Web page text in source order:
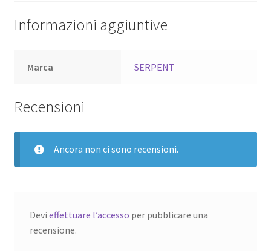
Informazioni aggiuntive
Marca SERPENT
Recensioni
Ancora non ci sono recensioni.
Devi effettuare l’accesso per pubblicare una
recensione.